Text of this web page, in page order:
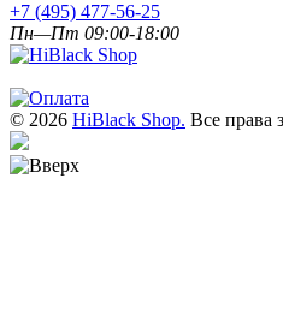
+7 (495) 477-56-25
Пн—Пт 09:00-18:00
© 2026 HiBlack Shop. Все права